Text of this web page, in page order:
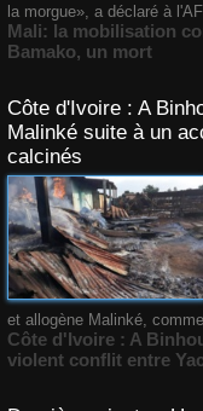
la morgue», a déclaré à
Mali: la mobilisation
Bamako, un mort
​Côte d'Ivoire : A
Malinké suite à un
calcinés
et allogène Malinké, comme
​Côte d'Ivoire : A
violent conflit entre